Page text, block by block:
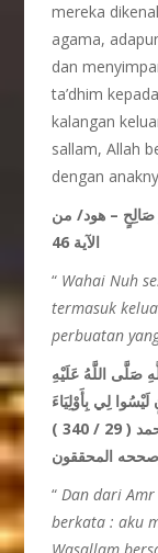
mereka
agama,
dan
ta’dhim
kalangan
sallam, Allah
dengan
صَالِحٍ – هود/ من
الآية 46
“ Wahai Nuh
termasuk
perbuatan
اللَّهُ عَلَيْهِ
لِي بِأَوْلِيَاءَ
رواه أحمد ( 29 / 340 )
المحققون
“Dan dari Amr
berkata : aku